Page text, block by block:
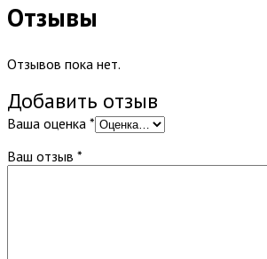
Отзывы
Отзывов пока нет.
Добавить отзыв
Ваша оценка *
Ваш отзыв *